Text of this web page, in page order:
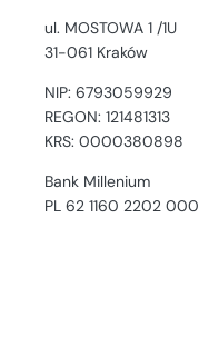
ul. MOSTOWA 1 /1U
31-061 Kraków
NIP: 6793059929
REGON: 121481313
KRS: 0000380898
Bank Millenium
PL 62 1160 2202